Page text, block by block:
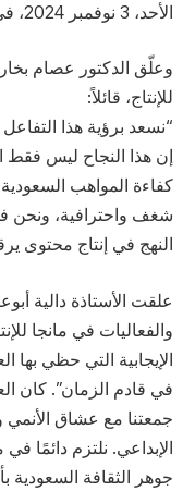
الأحد، 3 نوفمبر 2024، في الساعة 7:00 صباحاً بتوقيت طوكيو.
وعلّق الدكتور عصام
للإنتاج، قائلاً:
“نسعد برؤية هذا
إن هذا النجاح ليس فقط
كفاءة المواهب
شغف واحترافية، ونحن
النهج في إنتاج محتوى
علقت الأستاذة دالية
والفعاليات في مانجا
الإيجابية التي حظي بها
في قادم الزمان”. كان
جمعتنا مع عشاق
الإبداعي. نلتزم دائمًا
جوهر الثقافة السعودية